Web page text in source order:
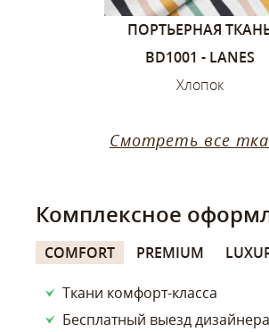
ПОРТЬЕРНАЯ
BD1001 - LANES
Хлопок
Смотреть все
Комплексное
COMFORT PREMIUM
Ткани комфорт-класса
Бесплатный выезд